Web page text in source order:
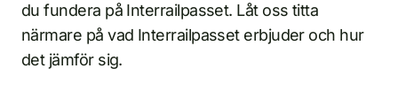
du fundera på Interrailpasset. Låt oss titta
närmare på vad Interrailpasset erbjuder och hur
det jämför sig.